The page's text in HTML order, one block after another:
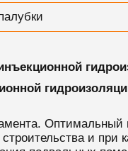
Оптимальный
и